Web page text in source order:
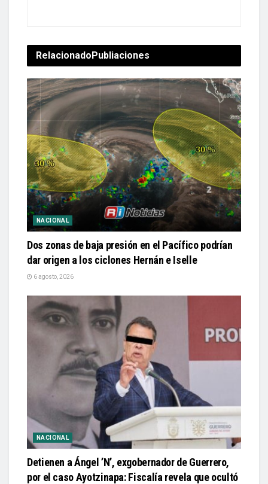
RelacionadoPubliaciones
NACIONAL
Dos zonas de baja presión en el Pacífico podrían
dar origen a los ciclones Hernán e Iselle
6 agosto, 2026
NACIONAL
Detienen a Ángel ’N’, exgobernador de Guerrero,
por el caso Ayotzinapa: Fiscalía revela que ocultó